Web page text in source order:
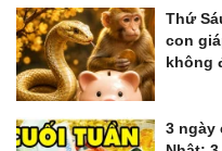
Thứ
con
không
3 ngày